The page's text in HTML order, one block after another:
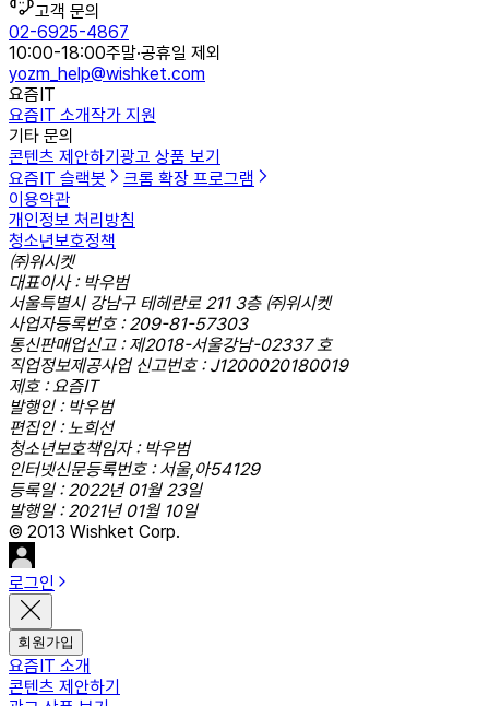
고객 문의
02-6925-4867
10:00-18:00주말·공휴일 제외
yozm_help@wishket.com
요즘IT
요즘IT 소개작가 지원
기타 문의
콘텐츠 제안하기 광고 상품 보기
요즘IT 슬랙봇
크롬 확장 프로그램
이용약관
개인정보 처리방침
청소년보호정책
㈜위시켓
대표이사 : 박우범
서울특별시 강남구 테헤란로 211 3층 ㈜위시켓
사업자등록번호 : 209-81-57303
통신판매업신고 : 제2018-서울강남-02337 호
직업정보제공사업 신고번호 : J1200020180019
제호 : 요즘IT
발행인 : 박우범
편집인 : 노희선
청소년보호책임자 : 박우범
인터넷신문등록번호 : 서울,아54129
등록일 : 2022년 01월 23일
발행일 : 2021년 01월 10일
© 2013 Wishket Corp.
로그인
회원가입
요즘IT 소개
콘텐츠 제안하기